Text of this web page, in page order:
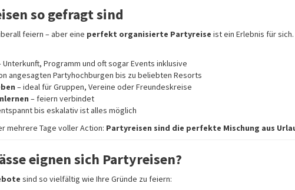
so gefragt sind
feiern – aber eine perfekt organisierte Partyreise ist ein Erlebnis für
Unterkunft, Programm und oft sogar Events inklusive
angesagten Partyhochburgen bis zu beliebten Resorts
– ideal für Gruppen, Vereine oder Freundeskreise
– feiern verbindet
bis eskalativ ist alles möglich
mehrere Tage voller Action: Partyreisen sind die perfekte Mischung aus
eignen sich Partyreisen?
sind so vielfältig wie Ihre Gründe zu feiern: